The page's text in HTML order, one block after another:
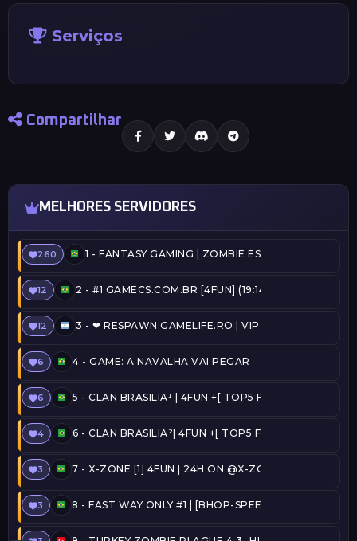
Serviços
Compartilhar
MELHORES SERVIDORES
260 1 - FANTASY GAMING | ZOMBIE ESCAPE |
12 2 - #1 GAMECS.COM.BR [4FUN] (19:14)
12 3 - ❤ RESPAWN.GAMELIFE.RO | VIP FREE | STEAM
6 4 - GAME: A NAVALHA VAI PEGAR
6 5 - CLAN BRASILIA¹ | 4FUN +[ TOP5 FREE ADMIN +
4 6 - CLAN BRASILIA²| 4FUN +[ TOP5 FREE ADMIN +
3 7 - X-ZONE [1] 4FUN | 24H ON @X-ZONE
3 8 - FAST WAY ONLY #1 | [BHOP-SPEEDRUN] [TOP15,